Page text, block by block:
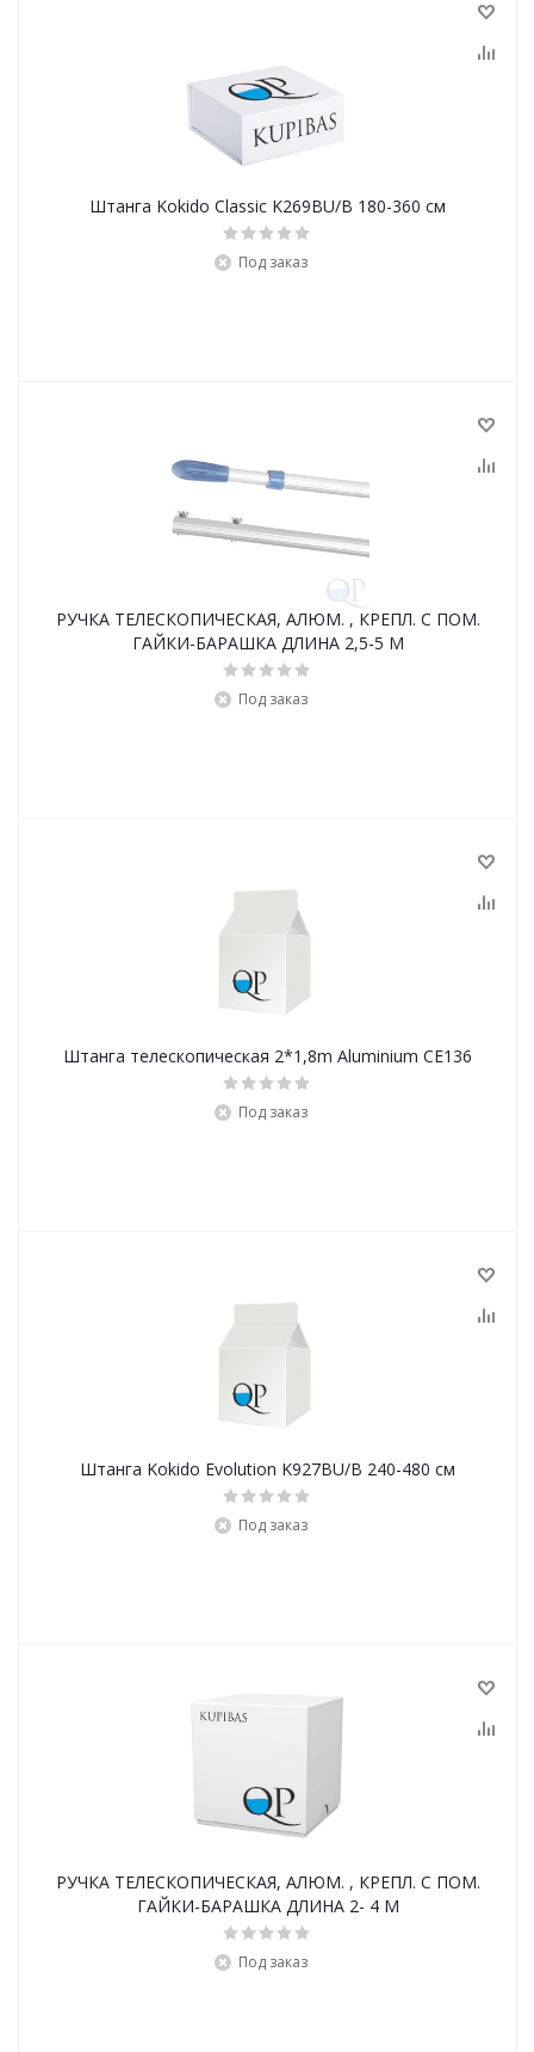
Штанга Kokido Classic K269BU/B 180-360 см
Под заказ
РУЧКА ТЕЛЕСКОПИЧЕСКАЯ, АЛЮМ. , КРЕПЛ. С ПОМ.
ГАЙКИ-БАРАШКА ДЛИНА 2,5-5 М
Под заказ
Штанга телескопическая 2*1,8m Aluminium СЕ136
Под заказ
Штанга Kokido Evolution K927BU/B 240-480 см
Под заказ
РУЧКА ТЕЛЕСКОПИЧЕСКАЯ, АЛЮМ. , КРЕПЛ. С ПОМ.
ГАЙКИ-БАРАШКА ДЛИНА 2- 4 М
Под заказ